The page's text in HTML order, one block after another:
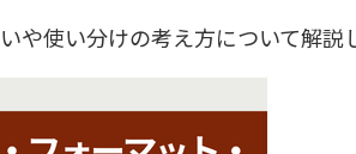
使い分けの考え方について解説